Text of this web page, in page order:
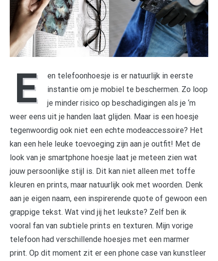
E
en telefoonhoesje is er natuurlijk in eerste
instantie om je mobiel te beschermen. Zo loop
je minder risico op beschadigingen als je ‘m
weer eens uit je handen laat glijden. Maar is een hoesje
tegenwoordig ook niet een echte modeaccessoire? Het
kan een hele leuke toevoeging zijn aan je outfit! Met de
look van je smartphone hoesje laat je meteen zien wat
jouw persoonlijke stijl is. Dit kan niet alleen met toffe
kleuren en prints, maar natuurlijk ook met woorden. Denk
aan je eigen naam, een inspirerende quote of gewoon een
grappige tekst. Wat vind jij het leukste? Zelf ben ik
vooral fan van subtiele prints en texturen. Mijn vorige
telefoon had verschillende hoesjes met een marmer
print. Op dit moment zit er een phone case van kunstleer